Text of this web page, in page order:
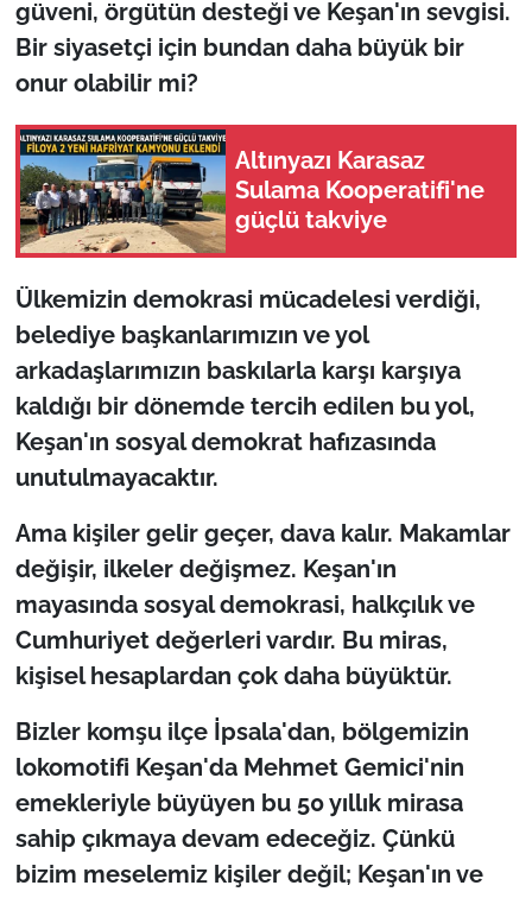
güveni, örgütün desteği ve Keşan'ın sevgisi.
Bir siyasetçi için bundan daha büyük bir
onur olabilir mi?
Altınyazı Karasaz
Sulama Kooperatifi'ne
güçlü takviye
Ülkemizin demokrasi mücadelesi verdiği,
belediye başkanlarımızın ve yol
arkadaşlarımızın baskılarla karşı karşıya
kaldığı bir dönemde tercih edilen bu yol,
Keşan'ın sosyal demokrat hafızasında
unutulmayacaktır.
Ama kişiler gelir geçer, dava kalır. Makamlar
değişir, ilkeler değişmez. Keşan'ın
mayasında sosyal demokrasi, halkçılık ve
Cumhuriyet değerleri vardır. Bu miras,
kişisel hesaplardan çok daha büyüktür.
Bizler komşu ilçe İpsala'dan, bölgemizin
lokomotifi Keşan'da Mehmet Gemici'nin
emekleriyle büyüyen bu 50 yıllık mirasa
sahip çıkmaya devam edeceğiz. Çünkü
bizim meselemiz kişiler değil; Keşan'ın ve
Canlı Maç
Finans
Genel-A
Gündem-Eğitim